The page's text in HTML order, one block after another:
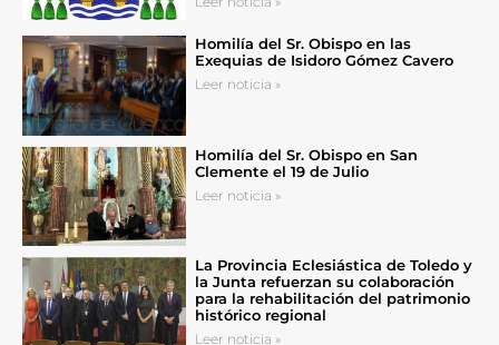
Homilía del Sr. Obispo en las
Exequias de Isidoro Gómez Cavero
Leer noticia »
Homilía del Sr. Obispo en San
Clemente el 19 de Julio
Leer noticia »
La Provincia Eclesiástica de Toledo y
la Junta refuerzan su colaboración
para la rehabilitación del patrimonio
histórico regional
Leer noticia »